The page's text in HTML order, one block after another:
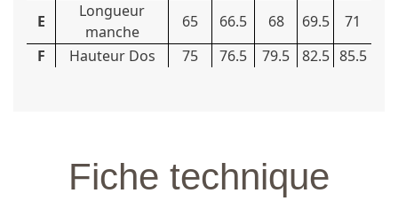
E
Longueur
manche
65 66.5 68 69.5
71
F
Hauteur Dos 75 76.5 79.5 82.5 85.5
Fiche technique